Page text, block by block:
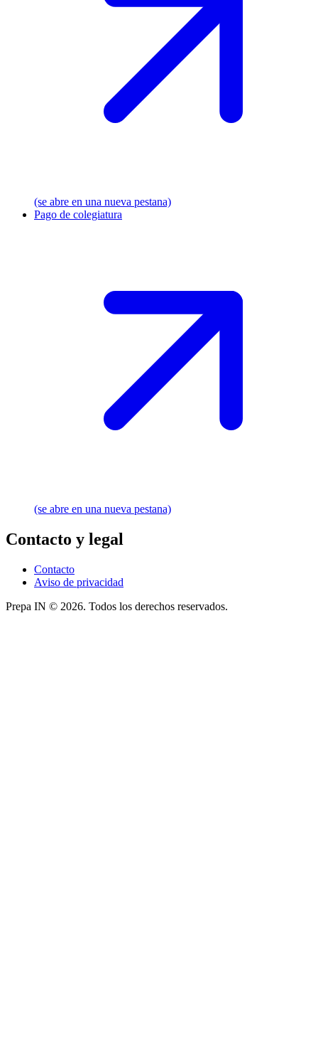
(se abre en una nueva pestana)
Pago de colegiatura
(se abre en una nueva pestana)
Contacto y legal
Contacto
Aviso de privacidad
Prepa IN © 2026. Todos los derechos reservados.